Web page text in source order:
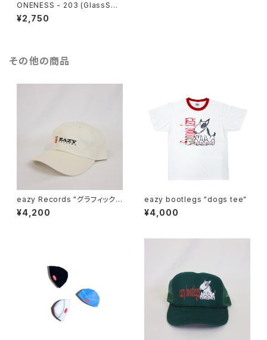
ONENESS - 203 (GlassSet
e EP remix) CDアルバム
¥2,750
その他の商品
eazy Records "グラフィック
ロゴ キャップ(dad cap)"
¥4,200
eazy bootlegs "dogs tee"
¥4,000